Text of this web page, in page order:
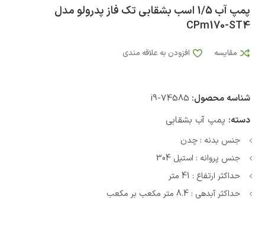
پمپ آب 1/5 اسب بشقابی تک فاز پدرولو مدل
CPm170-ST4
مقایسه افزودن به علاقه مندی
شناسه محصول: i9-74585
دسته: پمپ آب بشقابی
جنس بدنه : چدن
جنس پروانه : استیل 304
حداکثر ارتفاع : 41 متر
حداکثر آبدهی : 8.4 متر مکعب بر مکعب